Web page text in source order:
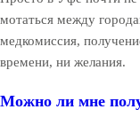
мотаться между
медкомиссия,
времени, ни желания.
Можно ли мне